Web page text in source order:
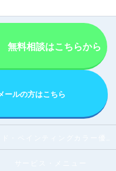
無料相談はこちらから
ールの方はこちら